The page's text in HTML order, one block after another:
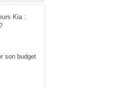
Kia :
son budget